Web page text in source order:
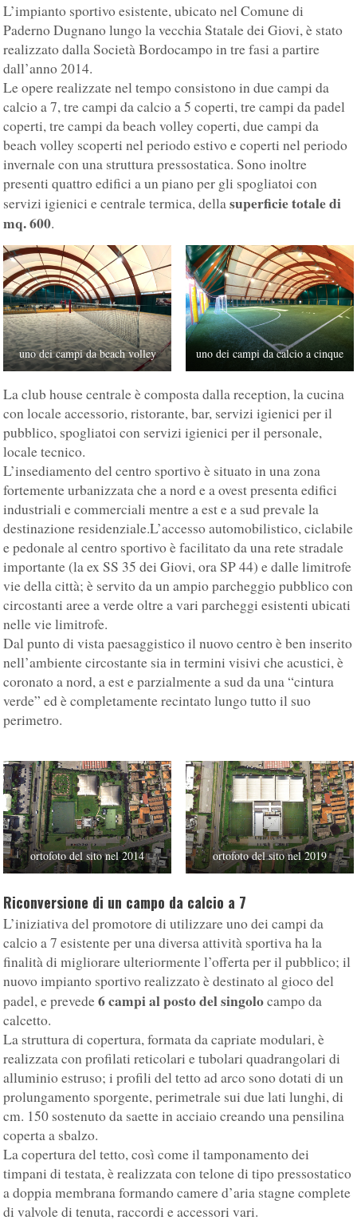
L’impianto sportivo esistente, ubicato nel Comune di
Paderno Dugnano lungo la vecchia Statale dei Giovi, è stato
realizzato dalla Società Bordocampo in tre fasi a partire
dall’anno 2014.
Le opere realizzate nel tempo consistono in due campi da
calcio a 7, tre campi da calcio a 5 coperti, tre campi da padel
coperti, tre campi da beach volley coperti, due campi da
beach volley scoperti nel periodo estivo e coperti nel periodo
invernale con una struttura pressostatica. Sono inoltre
presenti quattro edifici a un piano per gli spogliatoi con
servizi igienici e centrale termica, dellasuperficie totale di
mq. 600.
uno dei campi da beach volley uno dei campi da calcio a cinque
La club house centrale è composta dalla reception, la cucina
con locale accessorio, ristorante, bar, servizi igienici per il
pubblico, spogliatoi con servizi igienici per il personale,
locale tecnico.
L’insediamento del centro sportivo è situato in una zona
fortemente urbanizzata che a nord e a ovest presenta edifici
industriali e commerciali mentre a est e a sud prevale la
destinazione residenziale.L’accesso automobilistico, ciclabile
e pedonale al centro sportivo è facilitato da una rete stradale
importante (la ex SS 35 dei Giovi, ora SP 44) e dalle limitrofe
vie della città; è servito da un ampio parcheggio pubblico con
circostanti aree a verde oltre a vari parcheggi esistenti ubicati
nelle vie limitrofe.
Dal punto di vista paesaggistico il nuovo centro è ben inserito
nell’ambiente circostante sia in termini visivi che acustici, è
coronato a nord, a est e parzialmente a sud da una “cintura
verde” ed è completamente recintato lungo tutto il suo
perimetro.
ortofoto del sito nel 2014 ortofoto del sito nel 2019
Riconversione di un campo da calcio a 7
L’iniziativa del promotore di utilizzare uno dei campi da
calcio a 7 esistente per una diversa attività sportiva ha la
finalità di migliorare ulteriormente l’offerta per il pubblico; il
nuovo impianto sportivo realizzato è destinato al gioco del
padel, e prevede6 campi al posto del singolocampo da
calcetto.
La struttura di copertura, formata da capriate modulari, è
realizzata con profilati reticolari e tubolari quadrangolari di
alluminio estruso; i profili del tetto ad arco sono dotati di un
prolungamento sporgente, perimetrale sui due lati lunghi, di
cm. 150 sostenuto da saette in acciaio creando una pensilina
coperta a sbalzo.
La copertura del tetto, così come il tamponamento dei
timpani di testata, è realizzata con telone di tipo pressostatico
a doppia membrana formando camere d’aria stagne complete
di valvole di tenuta, raccordi e accessori vari.